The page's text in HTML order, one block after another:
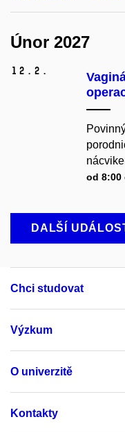
Únor 2027
12. 2.
od 8:00
DALŠÍ
Chci studovat
Výzkum
O univerzitě
Kontakty